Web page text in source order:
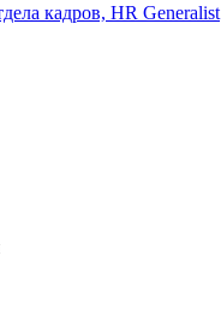
кадров, HR Generalist